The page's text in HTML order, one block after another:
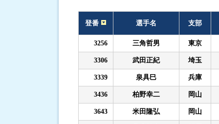
登番 選手名 支部
3256 三角哲男 東京
3306 武田正紀 埼玉
3339 泉具巳 兵庫
3436 柏野幸二 岡山
3643 米田隆弘 岡山